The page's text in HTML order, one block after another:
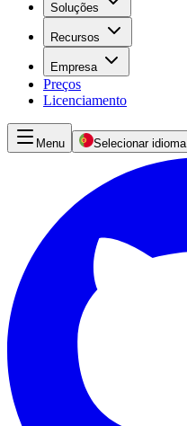
Soluções
Recursos
Empresa
Preços
Licenciamento
Menu Selecionar idioma